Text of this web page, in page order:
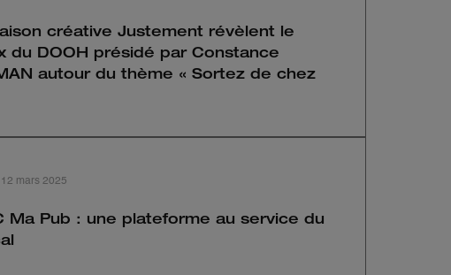
créative Justement révèlent le
du DOOH présidé par Constance
autour du thème « Sortez de chez
12 mars 2025
Ma Pub : une plateforme au service du